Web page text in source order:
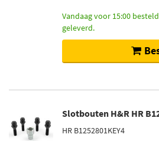
Vandaag voor 15:00
geleverd.
Slotbouten H&R HR
HR B1252801KEY4